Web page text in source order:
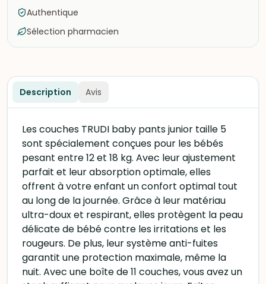
Authentique
Sélection pharmacien
Description Avis
Les couches TRUDI baby pants junior taille 5
sont spécialement conçues pour les bébés
pesant entre 12 et 18 kg. Avec leur ajustement
parfait et leur absorption optimale, elles
offrent à votre enfant un confort optimal tout
au long de la journée. Grâce à leur matériau
ultra-doux et respirant, elles protègent la peau
délicate de bébé contre les irritations et les
rougeurs. De plus, leur système anti-fuites
garantit une protection maximale, même la
nuit. Avec une boîte de 11 couches, vous avez un